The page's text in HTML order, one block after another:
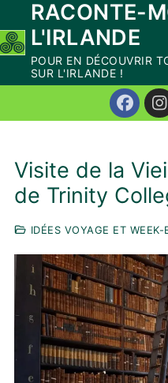
au
contenu
RACONTE-
L'IRLANDE
POUR EN DÉCOUVRIR
SUR L'IRLANDE !
Rechercher :
Visite de la
de Trinity
IDÉES VOYAGE ET